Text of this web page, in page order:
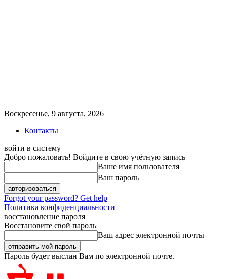
Воскресенье, 9 августа, 2026
Контакты
войти в систему
Добро пожаловать! Войдите в свою учётную запись
Ваше имя пользователя
Ваш пароль
Forgot your password? Get help
Политика конфиденциальности
восстановление пароля
Восстановите свой пароль
Ваш адрес электронной почты
Пароль будет выслан Вам по электронной почте.